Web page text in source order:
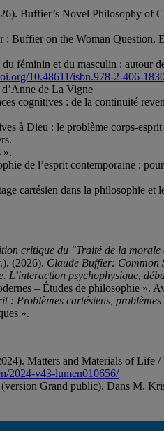
Buffier’s Novel Philosophy of
: Buffier on the Woman
féminin et du masculin : autour
10.48611/isbn.978-2-406-
d’Anne de La Vigne
cognitives : de la continuité
à Dieu : le problème corps-
».
de l’esprit contemporaine :
cartésien dans la philosophie
critique du "Traité de la
(2026). Claude Buffier: Common
L’interaction psychophysique,
– Études de philosophie ».
: Problèmes cartésiens,
».
Matters and Materials of Life
2024-v43-lumen010656/
Grand public). Dans M.